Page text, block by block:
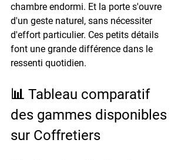
chambre endormi. Et la porte s'ouvre
d'un geste naturel, sans nécessiter
d'effort particulier. Ces petits détails
font une grande différence dans le
ressenti quotidien.
📊 Tableau comparatif
des gammes disponibles
sur Coffretiers